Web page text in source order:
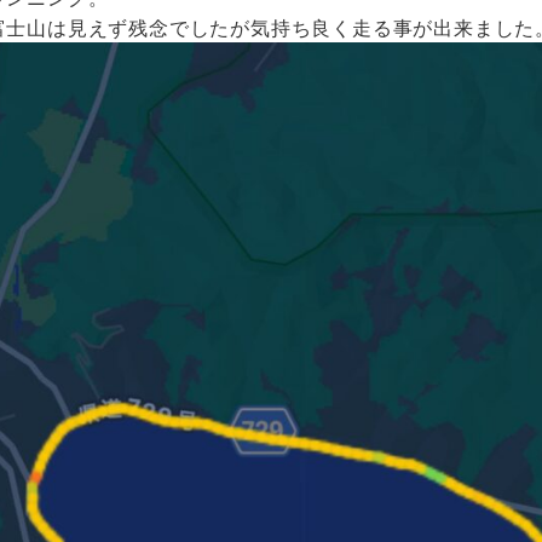
士山は見えず残念でしたが気持ち良く走る事が出来ました